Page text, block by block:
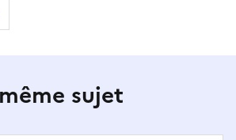
sujet